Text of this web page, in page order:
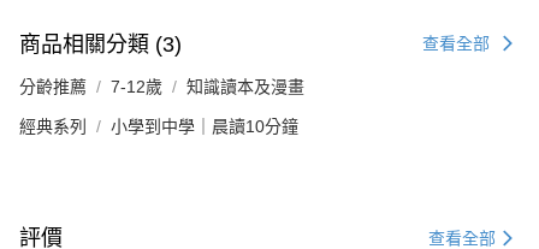
商品相關分類 (3) 查看全部
分齡推薦 7-12歲 知識讀本及漫畫
經典系列 小學到中學｜晨讀10分鐘
評價 查看全部